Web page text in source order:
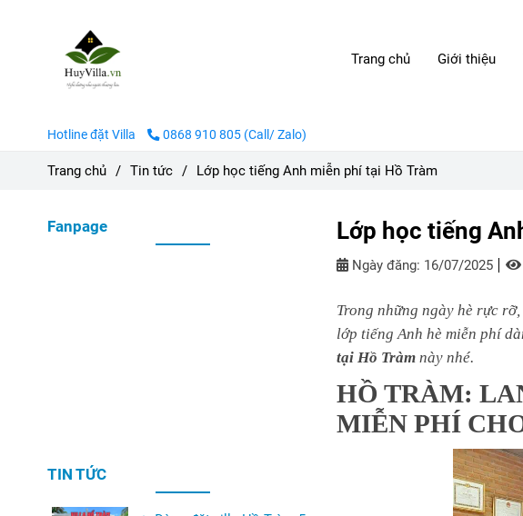
Trang chủ Giới thiệu
Hotline đặt Villa 0868 910 805 (Call/ Zalo)
Trang chủ / Tin tức / Lớp học tiếng Anh miễn phí tại Hồ Tràm
Lớp học tiếng
Ngày đăng: 16/07/2025
Trong những ngày hè rực
lớp tiếng Anh hè miễn phí
tại Hồ Tràmnày nhé.
HỒ TRÀM:
MIỄN PHÍ
Fanpage
TIN TỨC